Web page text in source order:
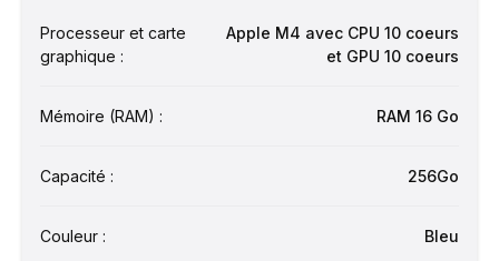
Processeur et carte
graphique :
Apple M4 avec CPU 10 coeurs
et GPU 10 coeurs
Mémoire (RAM) : RAM 16 Go
Capacité : 256Go
Couleur : Bleu